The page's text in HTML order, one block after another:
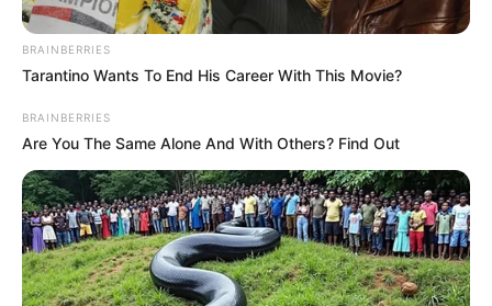
Foto de Presidencia de la República
Planta extractora de palma de aceite en El Zulia
Oleonorte
Por:Olga Lucía Cotamo Salazar
BRAINBERRIES
Tarantino Wants To End His Career With This Movie?
BRAINBERRIES
Are You The Same Alone And With Others? Find Out